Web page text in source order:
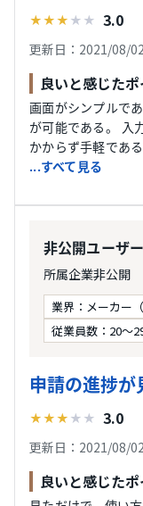
★★★ ★ ★ 3.0
更新日：2021/08/02
良いと感じた
画面がシンプルで
が可能である。 入
かからず手軽である
...すべて見る
非公開ユーザー
所属企業非公開
業界：メーカー
従業員数：20〜
申請の進捗が
★★★ ★ ★ 3.0
更新日：2021/08/02
良いと感じた